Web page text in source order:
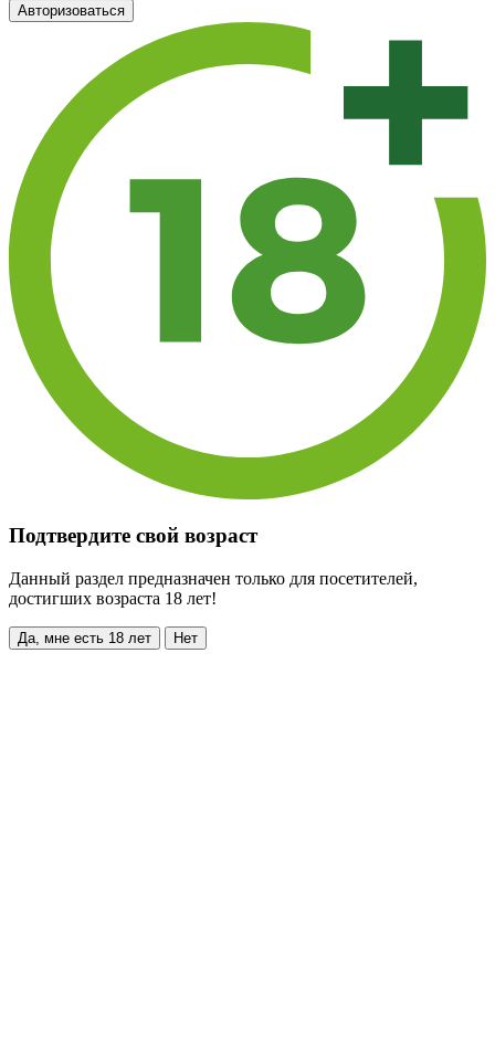
Авторизоваться
Подтвердите свой возраст
Данный раздел предназначен только для посетителей,
достигших возраста 18 лет!
Да, мне есть 18 лет Нет